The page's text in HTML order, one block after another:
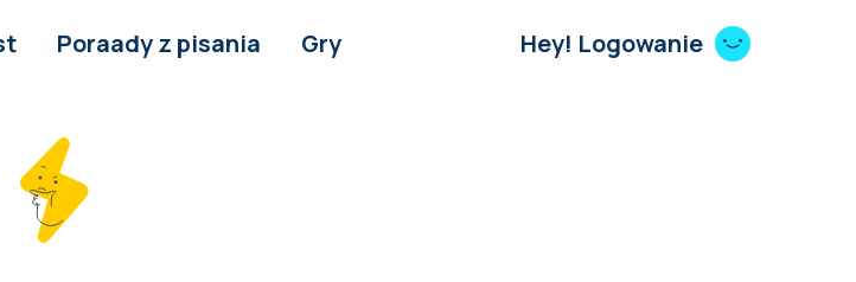
Poraady z pisania Gry Hey! Logowanie